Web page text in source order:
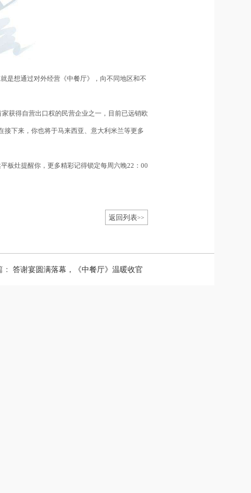
是想通过对外经营《中餐厅》，向不同地区和不
获得自营出口权的民营企业之一，目前已远销欧
接下来，你也将于马来西亚、意大利米兰等更多
板灶提醒你，更多精彩记得锁定每周六晚22 ： 00
返回列表>>
答谢宴圆满落幕，《中餐厅》温暖收官